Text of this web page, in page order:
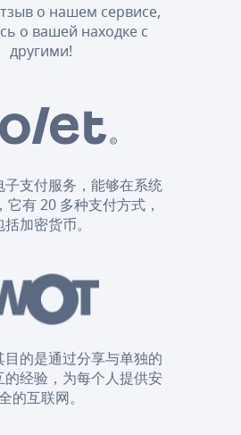
о нашем сервисе,
о вашей находке с
другими!
子支付服务，能够在系统
它有 20 多种支付方式，
括加密货币。
的是通过分享与单独的
的经验，为每个人提供安
的互联网。